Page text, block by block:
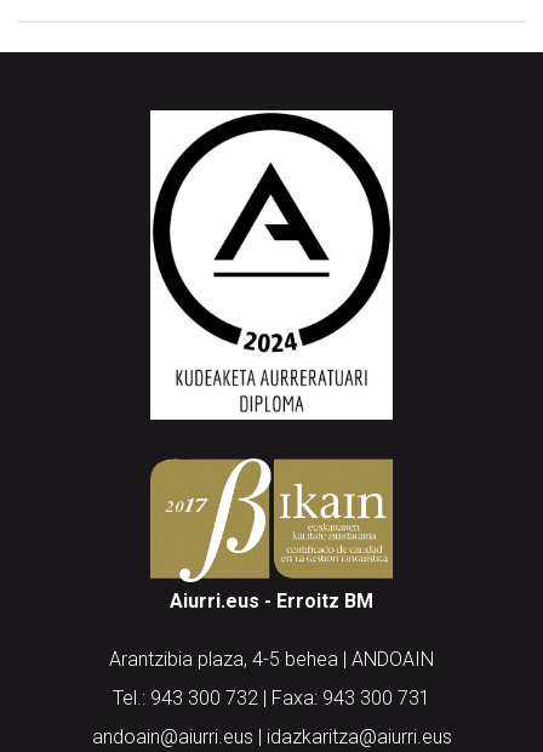
Aiurri.eus - Erroitz BM
Arantzibia plaza, 4-5 behea | ANDOAIN
Tel.: 943 300 732 | Faxa: 943 300 731
andoain@aiurri.eus | idazkaritza@aiurri.eus